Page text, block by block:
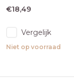
€18,49
Vergelijk
Niet op voorraad